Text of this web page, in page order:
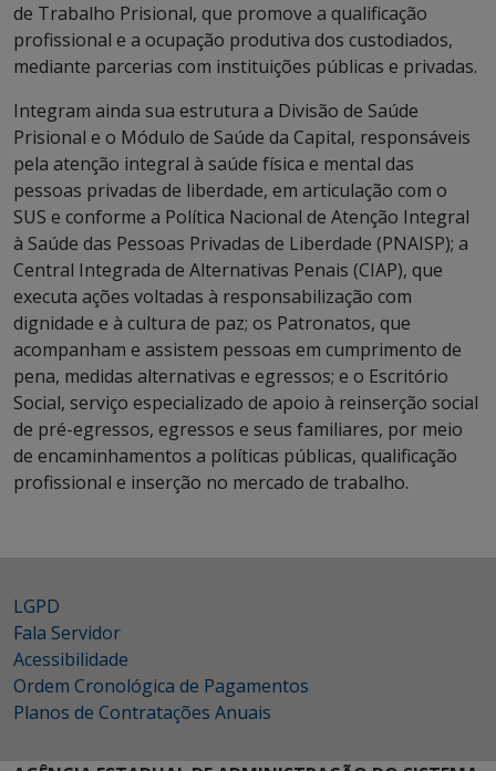
de Trabalho Prisional, que promove a qualificação
profissional e a ocupação produtiva dos custodiados,
mediante parcerias com instituições públicas e privadas.
Integram ainda sua estrutura a Divisão de Saúde
Prisional e o Módulo de Saúde da Capital, responsáveis
pela atenção integral à saúde física e mental das
pessoas privadas de liberdade, em articulação com o
SUS e conforme a Política Nacional de Atenção Integral
à Saúde das Pessoas Privadas de Liberdade (PNAISP); a
Central Integrada de Alternativas Penais (CIAP), que
executa ações voltadas à responsabilização com
dignidade e à cultura de paz; os Patronatos, que
acompanham e assistem pessoas em cumprimento de
pena, medidas alternativas e egressos; e o Escritório
Social, serviço especializado de apoio à reinserção social
de pré-egressos, egressos e seus familiares, por meio
de encaminhamentos a políticas públicas, qualificação
profissional e inserção no mercado de trabalho.
LGPD
Fala Servidor
Acessibilidade
Ordem Cronológica de Pagamentos
Planos de Contratações Anuais